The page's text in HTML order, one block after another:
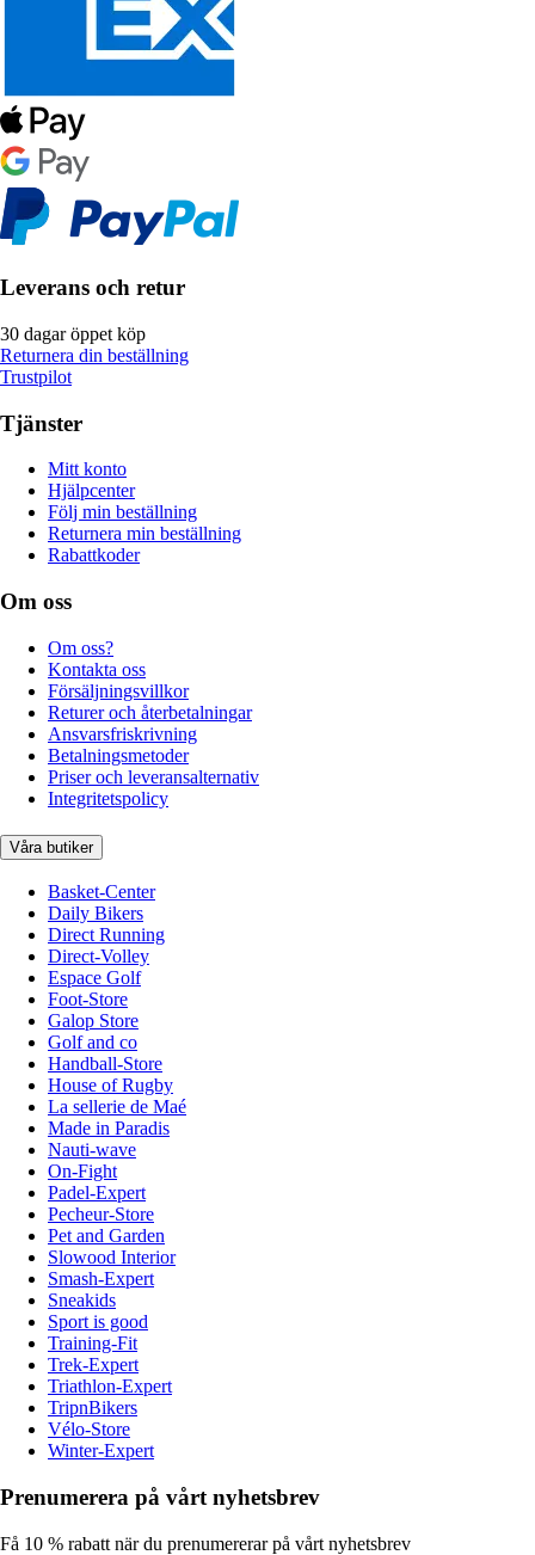
Leverans och retur
30 dagar öppet köp
Returnera din beställning
Trustpilot
Tjänster
Mitt konto
Hjälpcenter
Följ min beställning
Returnera min beställning
Rabattkoder
Om oss
Om oss?
Kontakta oss
Försäljningsvillkor
Returer och återbetalningar
Ansvarsfriskrivning
Betalningsmetoder
Priser och leveransalternativ
Integritetspolicy
Våra butiker
Basket-Center
Daily Bikers
Direct Running
Direct-Volley
Espace Golf
Foot-Store
Galop Store
Golf and co
Handball-Store
House of Rugby
La sellerie de Maé
Made in Paradis
Nauti-wave
On-Fight
Padel-Expert
Pecheur-Store
Pet and Garden
Slowood Interior
Smash-Expert
Sneakids
Sport is good
Training-Fit
Trek-Expert
Triathlon-Expert
TripnBikers
Vélo-Store
Winter-Expert
Prenumerera på vårt nyhetsbrev
Få 10 % rabatt när du prenumererar på vårt nyhetsbrev